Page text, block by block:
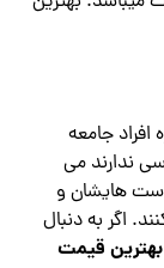
جامعه
ندارند می
هایشان و
اگر به دنبال